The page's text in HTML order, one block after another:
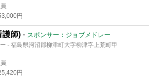
円
護師) - スポンサー：ジョブメドレー
- 福島県河沼郡柳津町大字柳津字上荒町甲
円